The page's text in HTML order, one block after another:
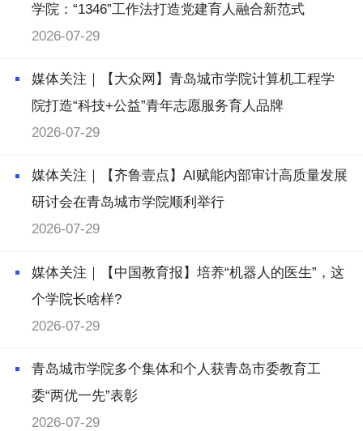
学院：“1346”工作法打造党建育人融合新范式
2026-07-29
媒体关注｜【大众网】青岛城市学院计算机工程学
院打造“科技+公益”青年志愿服务育人品牌
2026-07-29
媒体关注｜【齐鲁壹点】AI赋能内部审计高质量发展
研讨会在青岛城市学院顺利举行
2026-07-29
媒体关注｜【中国教育报】培养“机器人的医生”，这
个学院长啥样?
2026-07-29
青岛城市学院多个集体和个人获青岛市委教育工
委“两优一先”表彰
2026-07-29